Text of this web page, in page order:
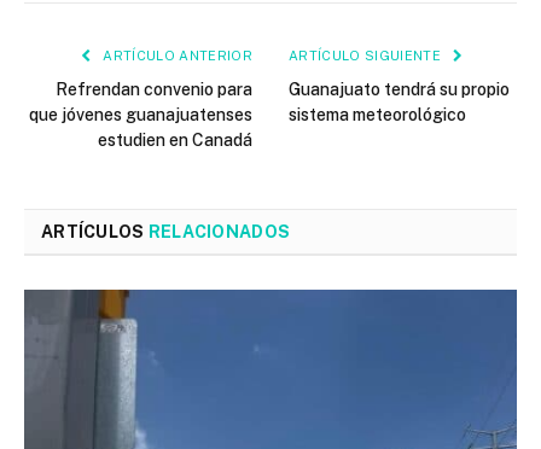
ARTÍCULO ANTERIOR
Refrendan convenio para
que jóvenes guanajuatenses
estudien en Canadá
ARTÍCULO SIGUIENTE
Guanajuato tendrá su propio
sistema meteorológico
ARTÍCULOS RELACIONADOS